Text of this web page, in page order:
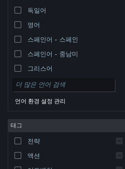
© Valve Corporation. 모든 권리 보유. 모든 상표는 미국
및 기타 국가에서 각각 해당 소유자의 재산입니다.
환불| 쿠키
독일어
영어
스페인어 - 스페인
스페인어 - 중남미
그리스어
언어 환경 설정 관리
태그
전략
액션